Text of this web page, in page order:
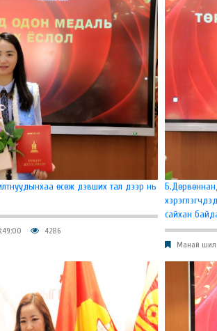
өсөж дэвших тал дээр нь
4286
сайхан
Манай